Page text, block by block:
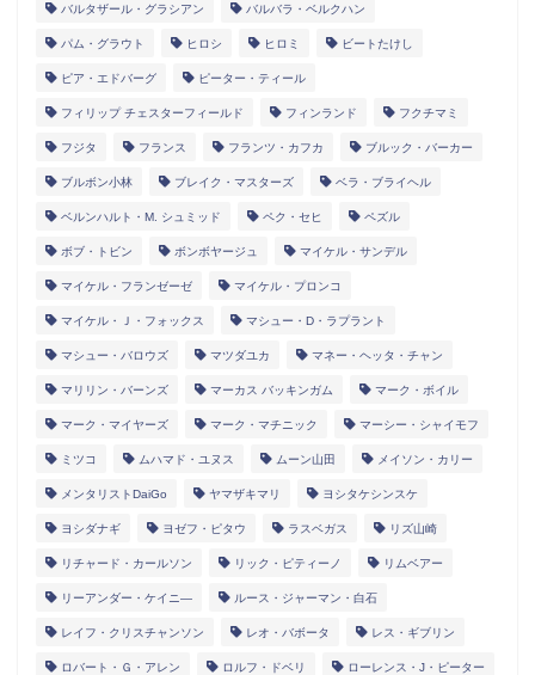
バルタザール・グラシアン バルバラ・ベルクハン
パム・グラウト ヒロシ ヒロミ ビートたけし
ピア・エドバーグ ピーター・ティール
フィリップ チェスターフィールド フィンランド フクチマミ
フジタ フランス フランツ・カフカ ブルック・バーカー
ブルボン小林 ブレイク・マスターズ ベラ・ブライヘル
ベルンハルト・M. シュミッド ペク・セヒ ペズル
ボブ・トビン ボンボヤージュ マイケル・サンデル
マイケル・フランゼーゼ マイケル・プロンコ
マイケル・Ｊ・フォックス マシュー・D・ラプラント
マシュー・バロウズ マツダユカ マネー・ヘッタ・チャン
マリリン・バーンズ マーカス バッキンガム マーク・ボイル
マーク・マイヤーズ マーク・マチニック マーシー・シャイモフ
ミツコ ムハマド・ユヌス ムーン山田 メイソン・カリー
メンタリストDaiGo ヤマザキマリ ヨシタケシンスケ
ヨシダナギ ヨゼフ・ピタウ ラスベガス リズ山崎
リチャード・カールソン リック・ピティーノ リムベアー
リーアンダー・ケイニ― ルース・ジャーマン・白石
レイフ・クリスチャンソン レオ・バボータ レス・ギブリン
ロバート・Ｇ・アレン ロルフ・ドベリ ローレンス・J・ピーター